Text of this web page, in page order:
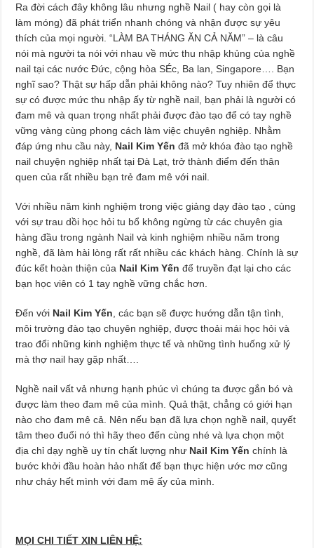
Ra đời cách đây không lâu nhưng nghề Nail ( hay còn gọi là
làm móng) đã phát triển nhanh chóng và nhận được sự yêu
thích của mọi người. “LÀM BA THÁNG ĂN CẢ NĂM” – là câu
nói mà người ta nói với nhau về mức thu nhập khủng của nghề
nail tại các nước Đức, cộng hòa SÉc, Ba lan, Singapore…. Bạn
nghĩ sao? Thật sự hấp dẫn phải không nào? Tuy nhiên để thực
sự có được mức thu nhập ấy từ nghề nail, bạn phải là người có
đam mê và quan trọng nhất phải được đào tạo để có tay nghề
vững vàng cùng phong cách làm việc chuyên nghiệp. Nhằm
đáp ứng nhu cầu này, Nail Kim Yến đã mở khóa đào tạo nghề
nail chuyện nghiệp nhất tại Đà Lạt, trở thành điểm đến thân
quen của rất nhiều bạn trẻ đam mê với nail.
Với nhiều năm kinh nghiệm trong việc giảng dạy đào tạo , cùng
với sự trau dồi học hỏi tu bổ không ngừng từ các chuyên gia
hàng đầu trong ngành Nail và kinh nghiệm nhiều năm trong
nghề, đã làm hài lòng rất rất nhiều các khách hàng. Chính là sự
đúc kết hoàn thiện của Nail Kim Yến để truyền đạt lại cho các
bạn học viên có 1 tay nghề vững chắc hơn.
Đến với Nail Kim Yến , các bạn sẽ được hướng dẫn tận tình,
môi trường đào tạo chuyên nghiệp, được thoải mái học hỏi và
trao đổi những kinh nghiệm thực tế và những tình huống xử lý
mà thợ nail hay gặp nhất….
Nghề nail vất vả nhưng hạnh phúc vì chúng ta được gắn bó và
được làm theo đam mê của mình. Quả thật, chẳng có giới hạn
nào cho đam mê cả. Nên nếu bạn đã lựa chọn nghề nail, quyết
tâm theo đuổi nó thì hãy theo đến cùng nhé và lựa chọn một
địa chỉ dạy nghề uy tín chất lượng như Nail Kim Yến chính là
bước khởi đầu hoàn hảo nhất để bạn thực hiện ước mơ cũng
như cháy hết mình với đam mê ấy của mình.
MỌI CHI TIẾT XIN LIÊN HỆ: